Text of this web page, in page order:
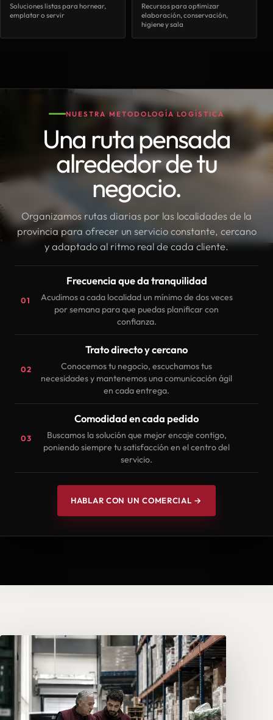
Soluciones listas para hornear,
emplatar o servir
Recursos para optimizar
elaboración, conservación,
higiene y sala
NUESTRA METODOLOGÍA LOGÍSTICA
Una ruta pensada
alrededor de tu
negocio.
Organizamos rutas diarias por las localidades de la
provincia para ofrecer un servicio constante, cercano
y adaptado al ritmo real de cada cliente.
01
Frecuencia que da tranquilidad
Acudimos a cada localidad un mínimo de dos veces
por semana para que puedas planificar con
confianza.
02
Trato directo y cercano
Conocemos tu negocio, escuchamos tus
necesidades y mantenemos una comunicación ágil
en cada entrega.
03
Comodidad en cada pedido
Buscamos la solución que mejor encaje contigo,
poniendo siempre tu satisfacción en el centro del
servicio.
HABLAR CON UN COMERCIAL →